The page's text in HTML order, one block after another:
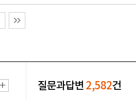
질문과답변 2,582건